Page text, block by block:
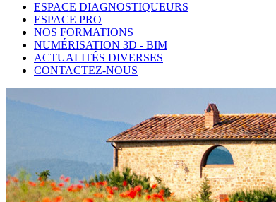
ESPACE DIAGNOSTIQUEURS
ESPACE PRO
NOS FORMATIONS
NUMÉRISATION 3D - BIM
ACTUALITÉS DIVERSES
CONTACTEZ-NOUS